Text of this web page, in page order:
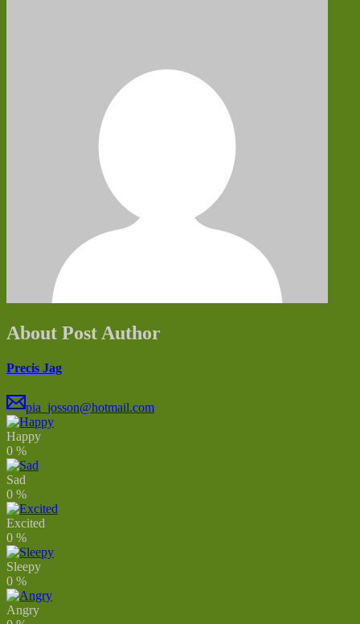
About Post Author
Precis Jag
pia_josson@hotmail.com
Happy
0 %
Sad
0 %
Excited
0 %
Sleepy
0 %
Angry